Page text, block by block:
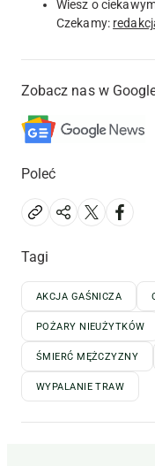
Wiesz o
Czekamy:
Zobacz nas w
Poleć
Tagi
AKCJA GAŚNICZA
POŻARY NIEUŻYTKÓW
ŚMIERĆ MĘŻCZYZNY
WYPALANIE TRAW